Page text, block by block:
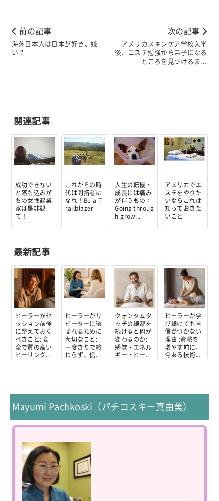
前の記事
海外日本人は日本が好き、嫌
い？
次の記事
アメリカスキンケア学校入学
後、エステ勉強から弟子になる
ところを見つけるま...
関連記事
成功できない
と落ち込みが
ちの女性起業
家は是非観
て！
これからの時
代は開拓者に
なれ！Be a T
railblazer
人生の転機・
成長には痛み
が伴うもの：
Going throug
h grow...
アメリカでエ
ステをやりた
いならこれは
知っておきた
いこと
最新記事
ヒーラーがセ
ッション前後
に整えておく
べきこと: 安
全で質の高い
ヒーリング...
ヒーラーがリ
ピーターに選
ばれるために
大切なこと:
一度きりで終
わらず、信...
クォンタムタ
ッチの練習を
続けると何が
変わるのか:
感覚・エネル
ギー・ヒー...
ヒーラーが学
び続けても自
信がつかない
理由 :資格を
増やす前に、
今ある技術...
Mayumi Pachkoski（パチコスキー真由美）